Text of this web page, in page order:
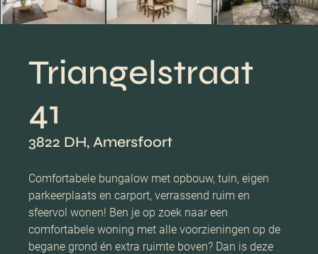
Triangelstraat
41
3822 DH, Amersfoort
Comfortabele bungalow met opbouw, tuin, eigen
parkeerplaats en carport, verrassend ruim en
sfeervol wonen! Ben je op zoek naar een
comfortabele woning met alle voorzieningen op de
begane grond én extra ruimte boven? Dan is deze